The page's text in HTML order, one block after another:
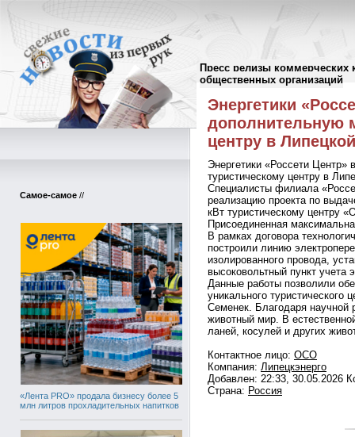
Пресс релизы коммерческих
общественных организаций
Самое-самое //
«Лента PRO» продала бизнесу более 5
млн литров прохладительных напитков
Пресс-релизы//
Энергетики
дополнительную
центру в
Энергетики «Россети
туристическому центру в
Специалисты филиала
реализацию проекта по
кВт туристическому центру
Присоединенная
В рамках договора
построили линию
изолированного провода,
высоковольтный пункт учета
Данные работы позволили
уникального туристического
Семенек. Благодаря научной
животный мир. В
ланей, косулей и других
Контактное лицо: ОСО
Компания: Липецкэнерго
Добавлен: 22:33, 30.05.2026
Страна: Россия